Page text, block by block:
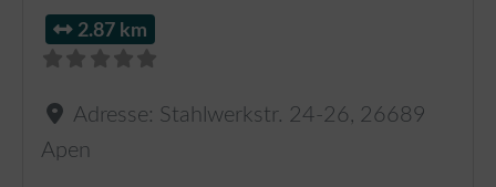
2.87 km
Adresse: Stahlwerkstr. 24-26 , 26689
Apen